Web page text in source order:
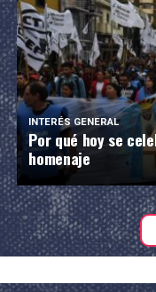
INTERÉS GENERAL
Por qué hoy se
homenaje